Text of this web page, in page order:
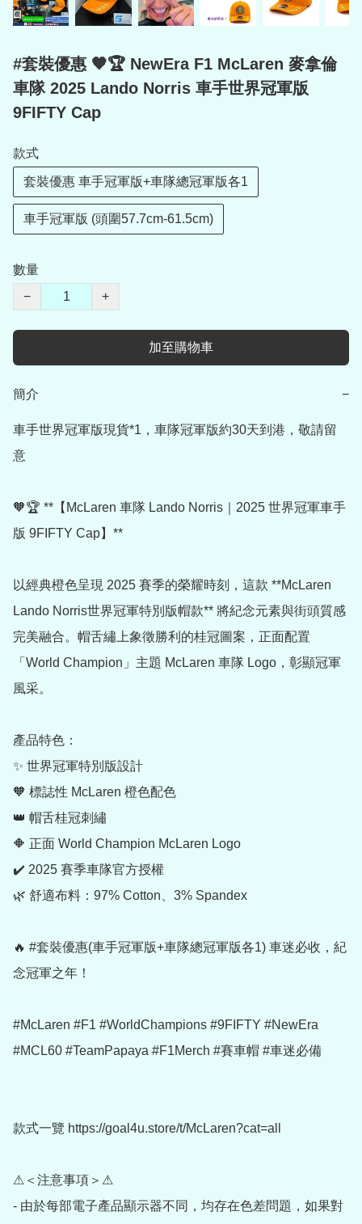
#套裝優惠 🧡🏆 NewEra F1 McLaren 麥拿倫
車隊 2025 Lando Norris 車手世界冠軍版
9FIFTY Cap
款式
套裝優惠 車手冠軍版+車隊總冠軍版各1
車手冠軍版 (頭圍57.7cm-61.5cm)
數量
−
+
加至購物車
簡介 −
車手世界冠軍版現貨*1，車隊冠軍版約30天到港，敬請留
意
🧡🏆 **【McLaren 車隊 Lando Norris｜2025 世界冠軍車手
版 9FIFTY Cap】**
以經典橙色呈現 2025 賽季的榮耀時刻，這款 **McLaren
Lando Norris世界冠軍特別版帽款** 將紀念元素與街頭質感
完美融合。帽舌繡上象徵勝利的桂冠圖案，正面配置
「World Champion」主題 McLaren 車隊 Logo，彰顯冠軍
風采。
產品特色：
✨ 世界冠軍特別版設計
🧡 標誌性 McLaren 橙色配色
👑 帽舌桂冠刺繡
🔶 正面 World Champion McLaren Logo
✔️ 2025 賽季車隊官方授權
🌿 舒適布料：97% Cotton、3% Spandex
🔥 #套裝優惠(車手冠軍版+車隊總冠軍版各1) 車迷必收，紀
念冠軍之年！
#McLaren #F1 #WorldChampions #9FIFTY #NewEra
#MCL60 #TeamPapaya #F1Merch #賽車帽 #車迷必備
款式一覽 https://goal4u.store/t/McLaren?cat=all
⚠＜注意事項＞⚠
- 由於每部電子產品顯示器不同，均存在色差問題，如果對